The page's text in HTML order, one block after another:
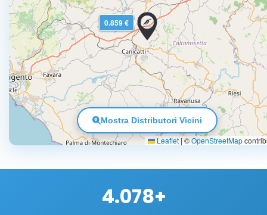
0.859 €
Leaflet|©OpenStreetMap
Mostra Distributori Vicini
4.078+